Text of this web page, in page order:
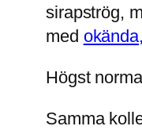
sirapströg,
med
Högst
Samma